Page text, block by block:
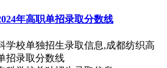
年高职单招录取分数线
学校单独招生录取信息,成都纺织高
招录取分数线